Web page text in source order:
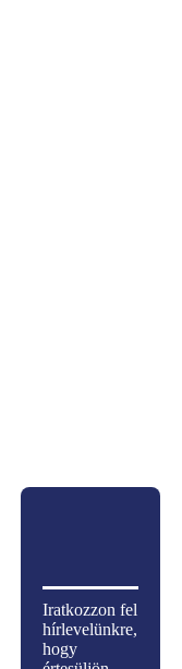
Iratkozzon fel
hírlevelünkre,
hogy